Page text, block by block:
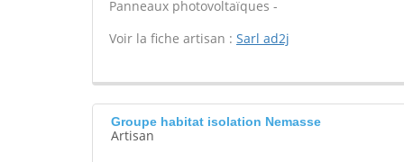
Panneaux photovoltaïques -
Voir la fiche artisan : Sarl ad2j
Groupe habitat isolation Nemasse
Artisan